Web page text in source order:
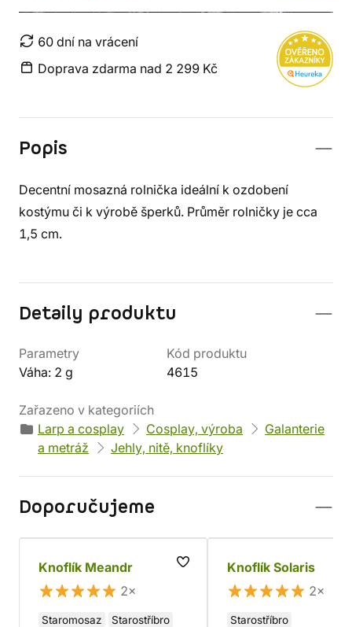
60 dní na vrácení
Doprava zdarma nad 2 299 Kč
Popis
Decentní mosazná rolnička ideální k ozdobení
kostýmu či k výrobě šperků. Průměr rolničky je cca
1,5 cm.
Detaily produktu
Parametry
Váha: 2 g
Kód produktu
4615
Zařazeno v kategoriích
Larp a cosplay
Cosplay, výroba
Galanterie
a metráž
Jehly, nitě, knoflíky
Doporučujeme
Knoflík Meandr
2×
Staromosaz Starostříbro
Knoflík Solaris
2×
Starostříbro